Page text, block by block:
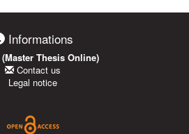
Informations
(Master Thesis Online)
Contact us
Legal notice